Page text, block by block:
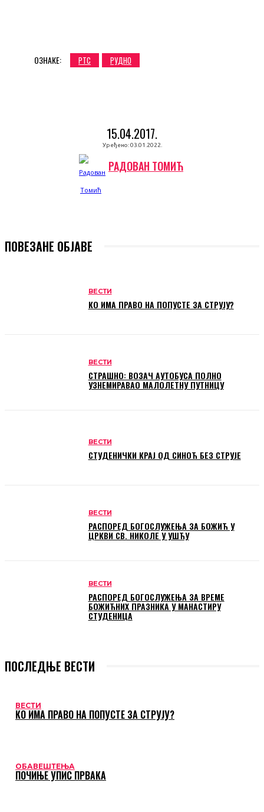
ОЗНАКЕ: РТС РУДНО
15.04.2017.
Уређено: 03.01.2022.
РАДОВАН ТОМИЋ
ПОВЕЗАНЕ ОБЈАВЕ
ВЕСТИ
КО ИМА ПРАВО НА ПОПУСТЕ ЗА СТРУЈУ?
ВЕСТИ
СТРАШНО: ВОЗАЧ АУТОБУСА ПОЛНО
УЗНЕМИРАВАО МАЛОЛЕТНУ ПУТНИЦУ
ВЕСТИ
СТУДЕНИЧКИ КРАЈ ОД СИНОЋ БЕЗ СТРУЈЕ
ВЕСТИ
РАСПОРЕД БОГОСЛУЖЕЊА ЗА БОЖИЋ У
ЦРКВИ СВ. НИКОЛЕ У УШЋУ
ВЕСТИ
РАСПОРЕД БОГОСЛУЖЕЊА ЗА ВРЕМЕ
БОЖИЋНИХ ПРАЗНИКА У МАНАСТИРУ
СТУДЕНИЦА
ПОСЛЕДЊЕ ВЕСТИ
ВЕСТИ
КО ИМА ПРАВО НА ПОПУСТЕ ЗА СТРУЈУ?
ОБАВЕШТЕЊА
ПОЧИЊЕ УПИС ПРВАКА